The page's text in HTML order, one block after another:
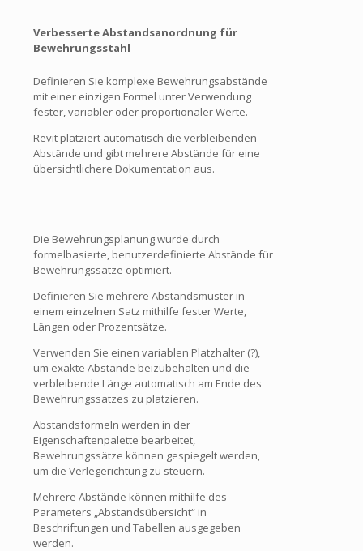
Verbesserte Abstandsanordnung für
Bewehrungsstahl
Definieren Sie komplexe Bewehrungsabstände
mit einer einzigen Formel unter Verwendung
fester, variabler oder proportionaler Werte.
Revit platziert automatisch die verbleibenden
Abstände und gibt mehrere Abstände für eine
übersichtlichere Dokumentation aus.
Die Bewehrungsplanung wurde durch
formelbasierte, benutzerdefinierte Abstände für
Bewehrungssätze optimiert.
Definieren Sie mehrere Abstandsmuster in
einem einzelnen Satz mithilfe fester Werte,
Längen oder Prozentsätze.
Verwenden Sie einen variablen Platzhalter (?),
um exakte Abstände beizubehalten und die
verbleibende Länge automatisch am Ende des
Bewehrungssatzes zu platzieren.
Abstandsformeln werden in der
Eigenschaftenpalette bearbeitet,
Bewehrungssätze können gespiegelt werden,
um die Verlegerichtung zu steuern.
Mehrere Abstände können mithilfe des
Parameters „Abstandsübersicht“ in
Beschriftungen und Tabellen ausgegeben
werden.